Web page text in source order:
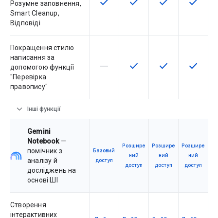
Розумне заповнення,
Smart Cleanup,
Відповіді
Покращення стилю
написання за
допомогою функції
"Перевірка
правопису"
Артикул не підтримує цю
horizontal_rule Ця функція доступна
check Ця функція
check Ця
check
expand_more Інші функції
Gemini
Notebook—
помічник з
аналізу й
досліджень на
основі ШІ
Базовий
доступ
Розшире
ний
доступ
Розшире
ний
доступ
Розшире
ний
доступ
Створення
інтерактивних